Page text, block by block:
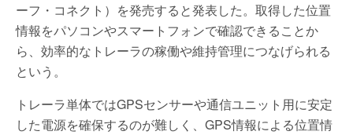
ーフ・コネクト）を発売すると発表した。取得した位置
情報をパソコンやスマートフォンで確認できることか
ら、効率的なトレーラの稼働や維持管理につなげられる
という。
トレーラ単体ではGPSセンサーや通信ユニット用に安定
した電源を確保するのが難しく、GPS情報による位置情